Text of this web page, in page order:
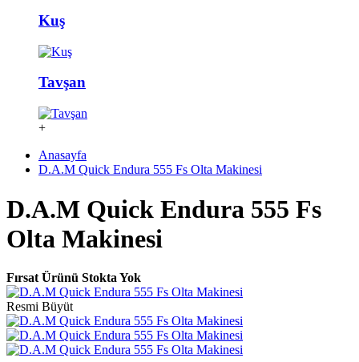
Kuş
Tavşan
+
Anasayfa
D.A.M Quick Endura 555 Fs Olta Makinesi
D.A.M Quick Endura 555 Fs
Olta Makinesi
Fırsat Ürünü Stokta Yok
Resmi Büyüt